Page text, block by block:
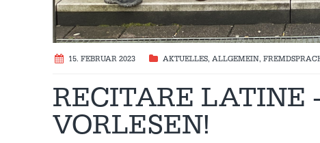
15. FEBRUAR 2023 AKTUELLES, ALLGEMEIN,
RECITARE LATINE
VORLESEN!